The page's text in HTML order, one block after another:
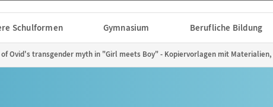
Schulformen Gymnasium Berufliche Bildung
Ovid's transgender myth in "Girl meets Boy" - Kopiervorlagen mit